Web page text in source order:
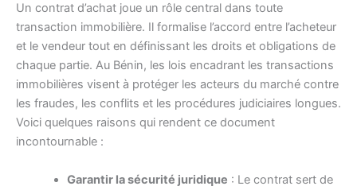
Un contrat d’achat joue un rôle central dans toute
transaction immobilière. Il formalise l’accord entre l’acheteur
et le vendeur tout en définissant les droits et obligations de
chaque partie. Au Bénin, les lois encadrant les transactions
immobilières visent à protéger les acteurs du marché contre
les fraudes, les conflits et les procédures judiciaires longues.
Voici quelques raisons qui rendent ce document
incontournable :
Garantir la sécurité juridique : Le contrat sert de